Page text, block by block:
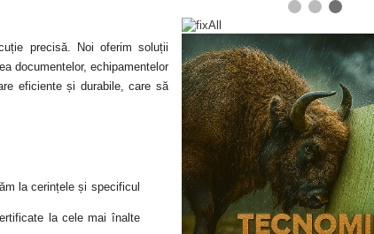
precisă. Noi oferim soluții
documentelor, echipamentelor
eficiente și durabile, care să
la cerințele și specificul
la cele mai înalte